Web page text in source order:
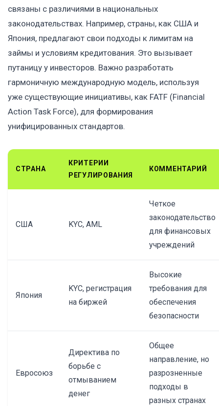
связаны с различиями в национальных
законодательствах. Например, страны, как США и
Япония, предлагают свои подходы к лимитам на
займы и условиям кредитования. Это вызывает
путаницу у инвесторов. Важно разработать
гармоничную международную модель, используя
уже существующие инициативы, как FATF (Financial
Action Task Force), для формирования
унифицированных стандартов.
СТРАНА
КРИТЕРИИ
РЕГУЛИРОВАНИЯ
КОММЕНТАРИЙ
США KYC, AML
Четкое
законодательство
для финансовых
учреждений
Япония
KYC, регистрация
на биржей
Высокие
требования для
обеспечения
безопасности
Евросоюз
Директива по
борьбе с
отмыванием
денег
Общее
направление, но
разрозненные
подходы в
разных странах